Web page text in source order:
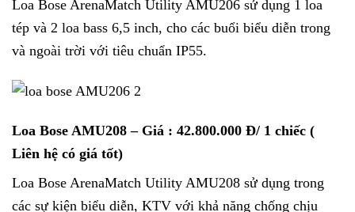
Loa Bose ArenaMatch Utility AMU206 sử dụng 1 loa
tép và 2 loa bass 6,5 inch, cho các buổi biểu diễn trong
và ngoài trời với tiêu chuẩn IP55.
Loa Bose AMU208 – Giá : 42.800.000 Đ/ 1 chiếc (
Liên hệ có giá tốt)
Loa Bose ArenaMatch Utility AMU208 sử dụng trong
các sự kiện biểu diễn, KTV với khả năng chống chịu